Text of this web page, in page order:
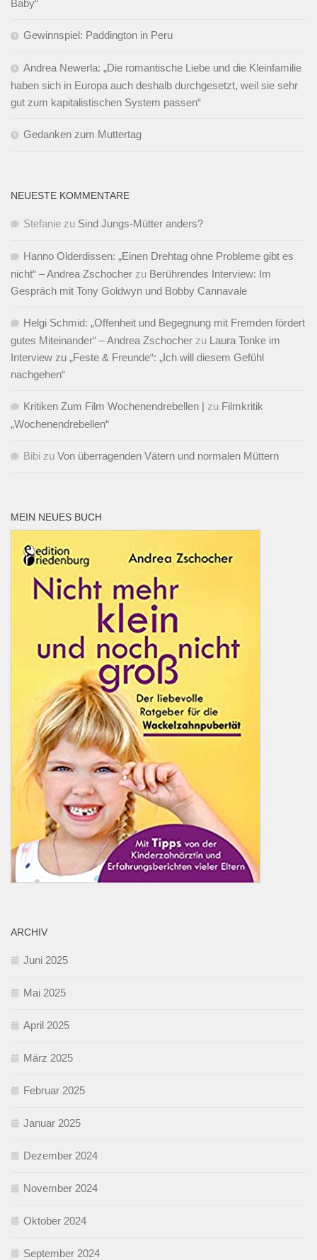
Baby“
Gewinnspiel: Paddington in Peru
Andrea Newerla: „Die romantische Liebe und die Kleinfamilie
haben sich in Europa auch deshalb durchgesetzt, weil sie sehr
gut zum kapitalistischen System passen“
Gedanken zum Muttertag
NEUESTE KOMMENTARE
Stefanie zu Sind Jungs-Mütter anders?
Hanno Olderdissen: „Einen Drehtag ohne Probleme gibt es
nicht“ – Andrea Zschocher zu Berührendes Interview: Im
Gespräch mit Tony Goldwyn und Bobby Cannavale
Helgi Schmid: „Offenheit und Begegnung mit Fremden fördert
gutes Miteinander“ – Andrea Zschocher zu Laura Tonke im
Interview zu „Feste & Freunde“: „Ich will diesem Gefühl
nachgehen“
Kritiken Zum Film Wochenendrebellen | zu Filmkritik
„Wochenendrebellen“
Bibi zu Von überragenden Vätern und normalen Müttern
MEIN NEUES BUCH
ARCHIV
Juni 2025
Mai 2025
April 2025
März 2025
Februar 2025
Januar 2025
Dezember 2024
November 2024
Oktober 2024
September 2024